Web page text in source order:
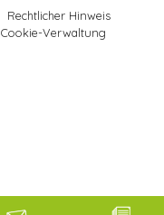
Rechtlicher Hinweis
Cookie-Verwaltung